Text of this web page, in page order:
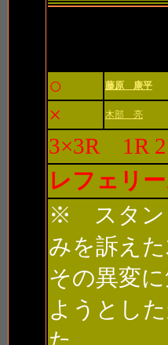
○
藤原 康平
× 木部 亮
3×3R 1R 2
レフェリ
※ スタン
みを訴え
その異変
ようとし